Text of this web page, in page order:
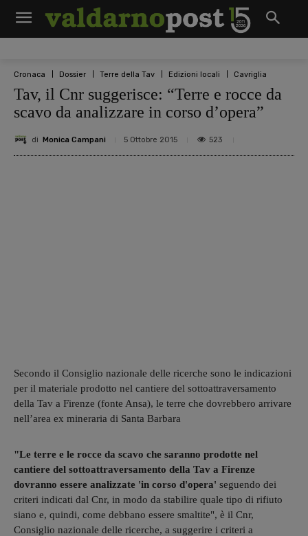
Cronaca Dossier Terre della Tav Edizioni locali Cavriglia
Tav, il Cnr suggerisce: “Terre e rocce da
scavo da analizzare in corso d’opera”
di Monica Campani 5 Ottobre 2015 523
Secondo il Consiglio nazionale delle ricerche sono le indicazioni
per il materiale prodotto nel cantiere del sottoattraversamento
della Tav a Firenze (fonte Ansa), le terre che dovrebbero arrivare
nell’area ex mineraria di Santa Barbara
"Le terre e le rocce da scavo che saranno prodotte nel
cantiere del sottoattraversamento della Tav a Firenze
dovranno essere analizzate 'in corso d'opera' seguendo dei
criteri indicati dal Cnr, in modo da stabilire quale tipo di rifiuto
siano e, quindi, come debbano essere smaltite", è il Cnr,
Consiglio nazionale delle ricerche, a suggerire i criteri a